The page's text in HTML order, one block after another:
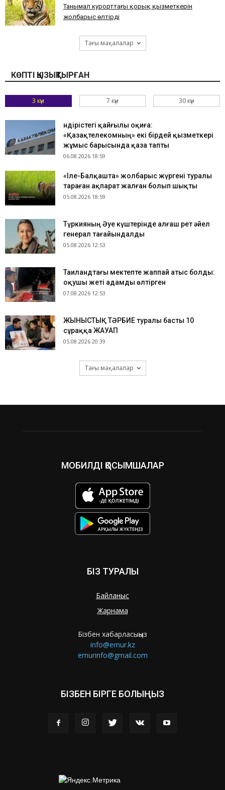
​Танымал курорттағы қорық қызметкерін
жолбарыс өлтірді
Тағы мақалалар
КӨПТІ ҚЫЗЫҚТЫРҒАН
3 күн 7 күн 30 күн
Өндірістегі қайғылы оқиға:
«Қазақтелекомның» екі бірдей қызметкері
жұмыс барысында қаза тапты
06.08.2026 18:59
«Іле-Балқашта» жолбарыс жүргені туралы
тараған ақпарат жалған болып шықты
05.08.2026 18:59
Түркияның Әуе күштерінде алғаш рет әйел
генерал тағайындалды
05.08.2026 12:53
Таиландтағы мектепте жаппай атыс болды:
оқушы жеті адамды өлтірген
07.08.2026 12:53
ЖЫНЫСТЫҚ ТӘРБИЕ туралы басты 10
сұраққа ЖАУАП
05.08.2026 20:39
Тағы мақалалар
МОБИЛДІ ҚОСЫМШАЛАР
БІЗ ТУРАЛЫ
Байланыс
Жарнама
Бізбен хабарласыңыз
info@ernur.kz
ernurinfo@gmail.com
БІЗБЕН БІРГЕ БОЛЫҢЫЗ